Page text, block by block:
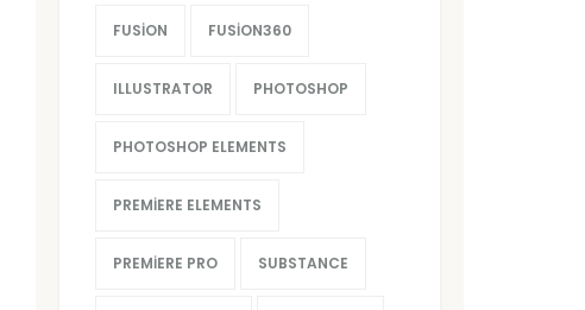
FUSION FUSION360
ILLUSTRATOR PHOTOSHOP
PHOTOSHOP ELEMENTS
PREMIERE ELEMENTS
PREMIERE PRO SUBSTANCE